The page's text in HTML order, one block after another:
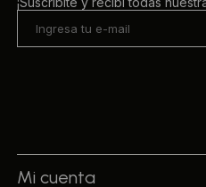
Mi cuenta